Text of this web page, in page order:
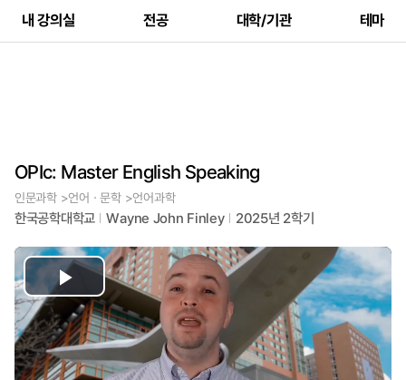
내 강의실 전공 대학/기관 테마
OPIc: Master English Speaking
인문과학 >언어ㆍ문학 >언어과학
한국공학대학교 Wayne John Finley 2025년 2학기
Play
Video